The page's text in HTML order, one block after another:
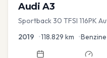
Audi A3
Sportback 30 TFSI 116PK
2019 •118.829 km •Benzine